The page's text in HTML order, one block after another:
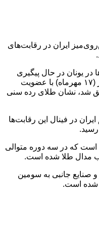
ایران در رقابت‌های
یونان در حال پیگیری
است که تیم تنیس‌روی‌میز ایران امروز (۱۷ مهرماه) با عضویت
شد، نشان طلای رده سنی
در فینال این رقابت‌ها
است که در سه دوره متوالی
مدال طلا شده است.
صنایع جانبی به سومین
شده است.